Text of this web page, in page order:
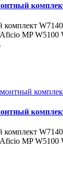
комплект
MP W5100
комплект
MP W5100